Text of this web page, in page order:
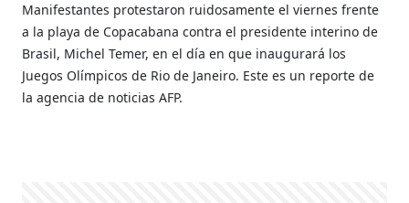
Manifestantes protestaron ruidosamente el viernes frente
a la playa de Copacabana contra el presidente interino de
Brasil, Michel Temer, en el día en que inaugurará los
Juegos Olímpicos de Rio de Janeiro. Este es un reporte de
la agencia de noticias AFP.